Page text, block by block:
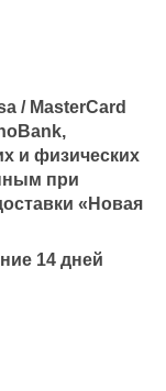
почта
/ MasterCard
и физических
при
«Новая
14 дней